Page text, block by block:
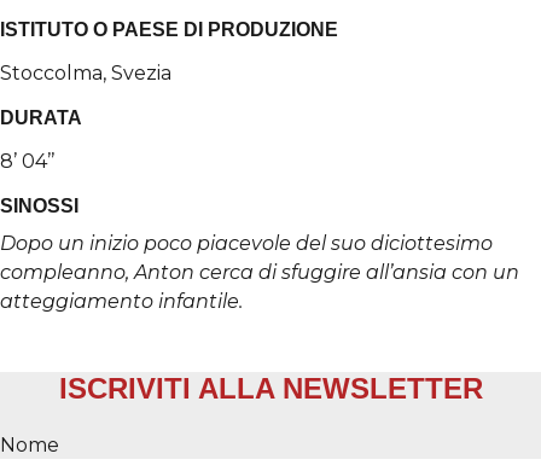
ISTITUTO O PAESE DI PRODUZIONE
Stoccolma, Svezia
DURATA
8’ 04’’
SINOSSI
Dopo un inizio poco piacevole del suo diciottesimo
compleanno, Anton cerca di sfuggire all’ansia con un
atteggiamento infantile.
ISCRIVITI ALLA NEWSLETTER
Nome